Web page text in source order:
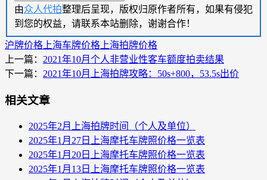
由众人代拍整理后呈现，版权归原作者所有，如果有侵犯
到您的权益，请联系本站删除，谢谢合作！
沪牌价格 上海车牌价格 上海拍牌价格
上一篇： 2021年10月个人非营业性客车额度拍卖结果
下一篇： 2021年10月上海拍牌攻略：50s+800，53.5s出价
相关文章
2025年2月上海拍牌时间（个人及单位）
2025年1月27日上海摩托车牌照价格一览表
2025年1月20日上海摩托车牌照价格一览表
2025年1月13日上海摩托车牌照价格一览表